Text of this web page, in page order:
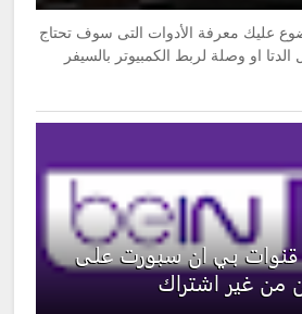
عليك معرفة الأدوات التى سوف تحتاج
وهيا 1-كابل الدتا او وصلة لربط الكمبيوتر بالسيفر
بي ان سبورت على
من غير اشتراك